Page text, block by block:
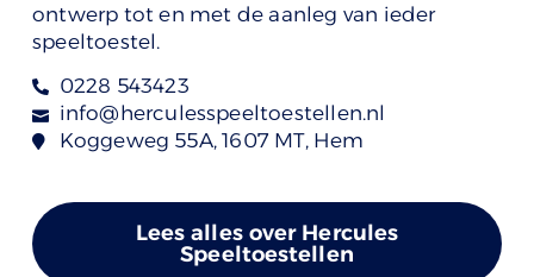
ontwerp tot en met de aanleg van ieder
speeltoestel.
0228 543423
info@herculesspeeltoestellen.nl
Koggeweg 55A, 1607 MT, Hem
Lees alles over Hercules
Speeltoestellen